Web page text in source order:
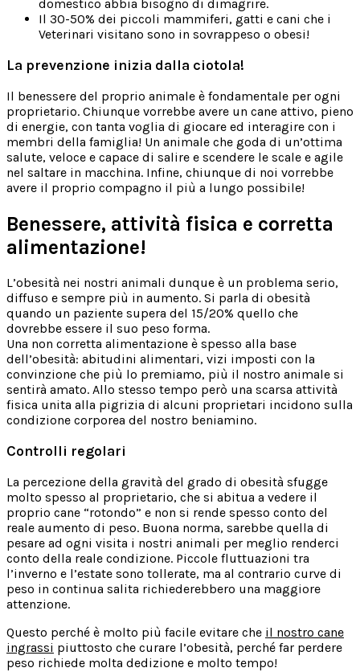
domestico abbia bisogno di dimagrire.
Il 30-50% dei piccoli mammiferi, gatti e cani che i
Veterinari visitano sono in sovrappeso o obesi!
La prevenzione inizia dalla ciotola!
Il benessere del proprio animale è fondamentale per ogni
proprietario. Chiunque vorrebbe avere un cane attivo, pieno
di energie, con tanta voglia di giocare ed interagire con i
membri della famiglia! Un animale che goda di un’ottima
salute, veloce e capace di salire e scendere le scale e agile
nel saltare in macchina. Infine, chiunque di noi vorrebbe
avere il proprio compagno il più a lungo possibile!
Benessere, attività fisica e corretta
alimentazione!
L’obesità nei nostri animali dunque è un problema serio,
diffuso e sempre più in aumento. Si parla di obesità
quando un paziente supera del 15/20% quello che
dovrebbe essere il suo peso forma.
Una non corretta alimentazione è spesso alla base
dell’obesità: abitudini alimentari, vizi imposti con la
convinzione che più lo premiamo, più il nostro animale si
sentirà amato. Allo stesso tempo però una scarsa attività
fisica unita alla pigrizia di alcuni proprietari incidono sulla
condizione corporea del nostro beniamino.
Controlli regolari
La percezione della gravità del grado di obesità sfugge
molto spesso al proprietario, che si abitua a vedere il
proprio cane “rotondo” e non si rende spesso conto del
reale aumento di peso. Buona norma, sarebbe quella di
pesare ad ogni visita i nostri animali per meglio renderci
conto della reale condizione. Piccole fluttuazioni tra
l’inverno e l’estate sono tollerate, ma al contrario curve di
peso in continua salita richiederebbero una maggiore
attenzione.
Questo perché è molto più facile evitare che il nostro cane
ingrassi piuttosto che curare l’obesità, perché far perdere
peso richiede molta dedizione e molto tempo!